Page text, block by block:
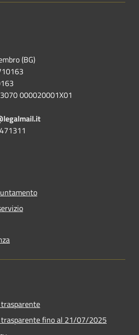
(BG)
000020001X01
fino al 21/07/2025